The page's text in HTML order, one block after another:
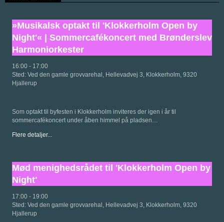
»Musikalsk optakt til 'Klokkerholm Open by
Night'« | Sommercafékoncert med Brønderslev
Harmoniorkester
16:00 - 17:00
Sted: Ved den gamle grovvarehal, Hellevadvej 3, Klokkerholm, 9320
Hjallerup
Som optakt til byfesten i Klokkerholm inviteres der igen i år til
sommercafékoncert under åben himmel på pladsen…
Flere detaljer...
Mød menighedsrådet til 'Klokkerholm Open by
Night'
17:00 - 19:00
Sted: Ved den gamle grovvarehal, Hellevadvej 3, Klokkerholm, 9320
Hjallerup